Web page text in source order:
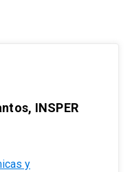
INSPER
y